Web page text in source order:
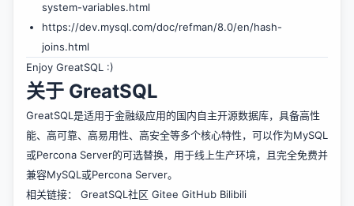
system-variables.html
https://dev.mysql.com/doc/refman/8.0/en/hash-
joins.html
Enjoy GreatSQL :)
关于 GreatSQL
GreatSQL是适用于金融级应用的国内自主开源数据库，具备高性
能、高可靠、高易用性、高安全等多个核心特性，可以作为MySQL
或Percona Server的可选替换，用于线上生产环境，且完全免费并
兼容MySQL或Percona Server。
相关链接： GreatSQL社区 Gitee GitHub Bilibili